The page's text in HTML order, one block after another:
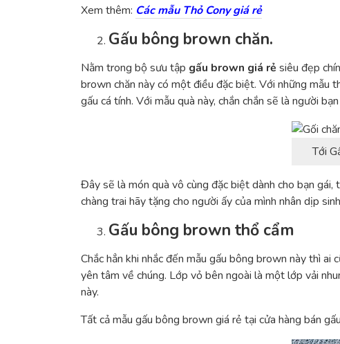
Xem thêm: Các mẫu Thỏ Cony giá rẻ
Gấu bông brown chăn.
Nằm trong bộ sưu tập gấu brown giá rẻ siêu đẹp
brown chăn này có một điều đặc biệt. Với những mẫu
gấu cá tính. Với mẫu quà này, chắn chắn sẽ là người
Tới
Đây sẽ là món quà vô cùng đặc biệt dành cho bạn gái,
chàng trai hãy tặng cho người ấy của mình nhân dịp
Gấu bông brown thổ cẩm
Chắc hẳn khi nhắc đến mẫu gấu bông brown này thì
yên tâm về chúng. Lớp vỏ bên ngoài là một lớp vải
này.
Tất cả mẫu gấu bông brown giá rẻ tại cửa hàng bán